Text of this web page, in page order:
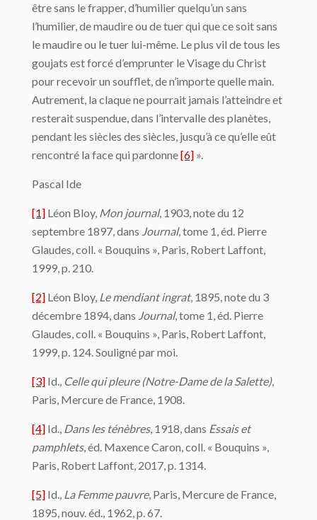
être sans le frapper, d’humilier quelqu’un sans
l’humilier, de maudire ou de tuer qui que ce soit sans
le maudire ou le tuer lui-même. Le plus vil de tous les
goujats est forcé d’emprunter le Visage du Christ
pour recevoir un soufflet, de n’importe quelle main.
Autrement, la claque ne pourrait jamais l’atteindre et
resterait suspendue, dans l’intervalle des planètes,
pendant les siècles des siècles, jusqu’à ce qu’elle eût
rencontré la face qui pardonne[6] ».
Pascal Ide
[1] Léon Bloy, Mon journal, 1903, note du 12
septembre 1897, dans Journal, tome 1, éd. Pierre
Glaudes, coll. « Bouquins », Paris, Robert Laffont,
1999, p. 210.
[2] Léon Bloy, Le mendiant ingrat, 1895, note du 3
décembre 1894, dans Journal, tome 1, éd. Pierre
Glaudes, coll. « Bouquins », Paris, Robert Laffont,
1999, p. 124. Souligné par moi.
[3] Id., Celle qui pleure (Notre-Dame de la Salette),
Paris, Mercure de France, 1908.
[4] Id., Dans les ténèbres, 1918, dans Essais et
pamphlets, éd. Maxence Caron, coll. « Bouquins »,
Paris, Robert Laffont, 2017, p. 1314.
[5] Id., La Femme pauvre, Paris, Mercure de France,
1895, nouv. éd., 1962, p. 67.